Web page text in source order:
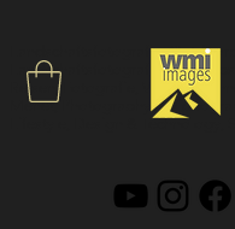
Landschaftsfotografie,
Landschaftsfotograf,
Reisen, Fotografie, Video,
Menet,
Photography &
Lifestyle, Design & Technology,